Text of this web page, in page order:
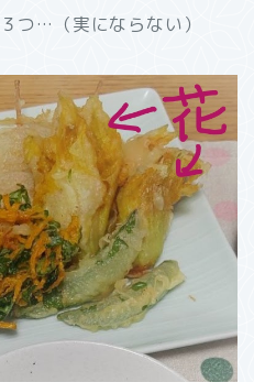
つ…（実にならない）